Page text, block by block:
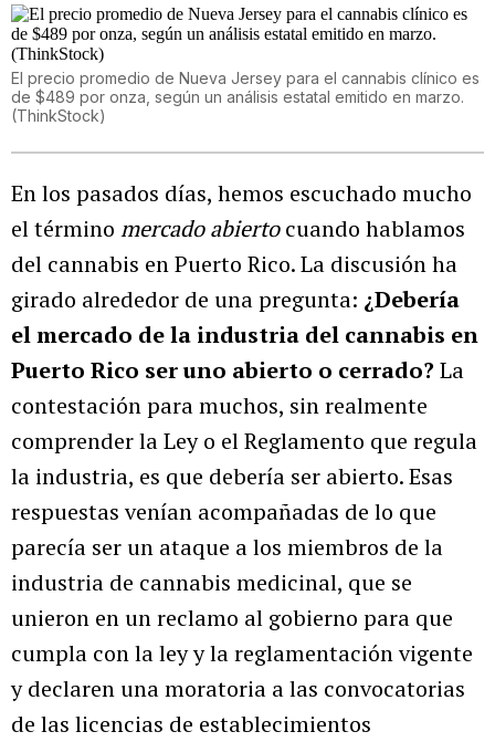
El precio promedio de Nueva Jersey para el cannabis clínico es
de $489 por onza, según un análisis estatal emitido en marzo.
(ThinkStock)
En los pasados días, hemos escuchado mucho
el término mercado abiertocuando hablamos
del cannabis en Puerto Rico. La discusión ha
girado alrededor de una pregunta: ¿Debería
el mercado de la industria del cannabis en
Puerto Rico ser uno abierto o cerrado? La
contestación para muchos, sin realmente
comprender la Ley o el Reglamento que regula
la industria, es que debería ser abierto. Esas
respuestas venían acompañadas de lo que
parecía ser un ataque a los miembros de la
industria de cannabis medicinal, que se
unieron en un reclamo al gobierno para que
cumpla con la ley y la reglamentación vigente
y declaren una moratoria a las convocatorias
de las licencias de establecimientos